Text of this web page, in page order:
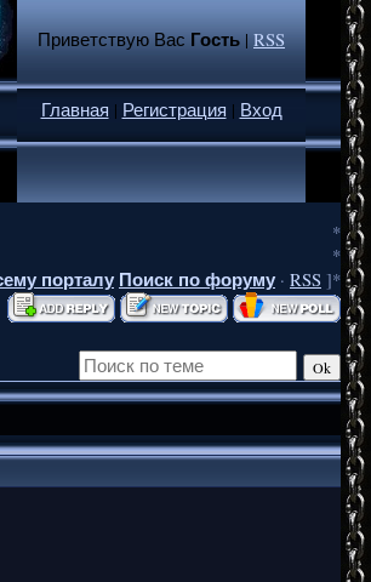
Приветствую Вас Гость|RSS
Главная | Регистрация | Вход
*
*
порталу Поиск по форуму · RSS ]*